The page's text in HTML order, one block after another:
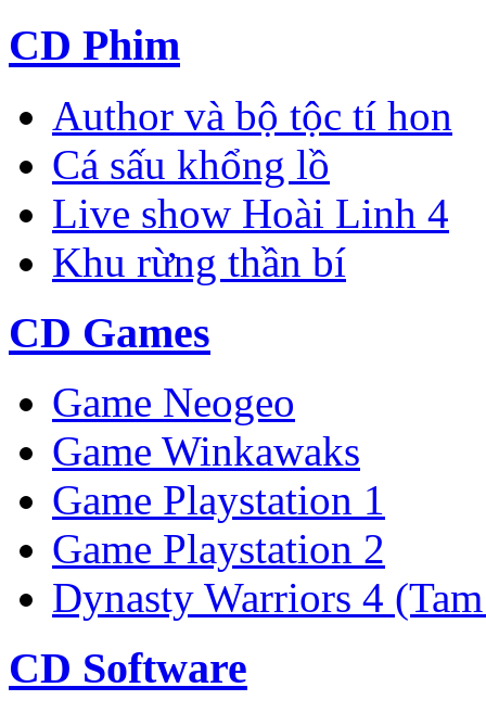
CD Phim
Author và bộ tộc tí hon
Cá sấu khổng lồ
Live show Hoài Linh 4
Khu rừng thần bí
CD Games
Game Neogeo
Game Winkawaks
Game Playstation 1
Game Playstation 2
Dynasty Warriors 4
CD Software